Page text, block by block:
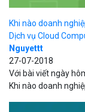
Khi nào doanh
Dịch vụ Cloud
Nguyettt
27-07-2018
Với bài viết ngày
Khi nào doanh